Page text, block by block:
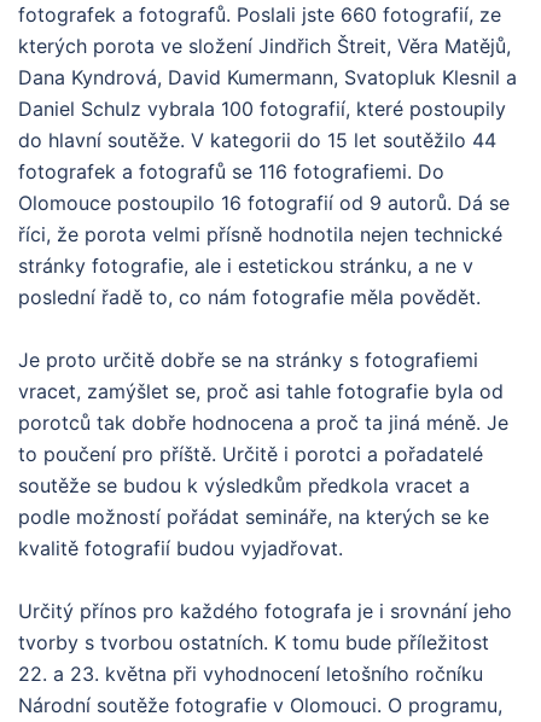
fotografek a fotografů. Poslali jste 660 fotografií, ze
kterých porota ve složení Jindřich Štreit, Věra Matějů,
Dana Kyndrová, David Kumermann, Svatopluk Klesnil a
Daniel Schulz vybrala 100 fotografií, které postoupily
do hlavní soutěže. V kategorii do 15 let soutěžilo 44
fotografek a fotografů se 116 fotografiemi. Do
Olomouce postoupilo 16 fotografií od 9 autorů. Dá se
říci, že porota velmi přísně hodnotila nejen technické
stránky fotografie, ale i estetickou stránku, a ne v
poslední řadě to, co nám fotografie měla povědět.
Je proto určitě dobře se na stránky s fotografiemi
vracet, zamýšlet se, proč asi tahle fotografie byla od
porotců tak dobře hodnocena a proč ta jiná méně. Je
to poučení pro příště. Určitě i porotci a pořadatelé
soutěže se budou k výsledkům předkola vracet a
podle možností pořádat semináře, na kterých se ke
kvalitě fotografií budou vyjadřovat.
Určitý přínos pro každého fotografa je i srovnání jeho
tvorby s tvorbou ostatních. K tomu bude příležitost
22. a 23. května při vyhodnocení letošního ročníku
Národní soutěže fotografie v Olomouci. O programu,